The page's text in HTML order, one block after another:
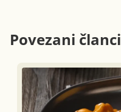
Povezani članci